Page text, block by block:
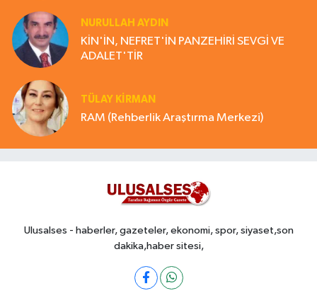
NURULLAH AYDIN
KİN'İN, NEFRET'İN PANZEHİRİ SEVGİ VE
ADALET'TİR
TÜLAY KİRMAN
RAM (Rehberlik Araştırma Merkezi)
Ulusalses - haberler, gazeteler, ekonomi, spor, siyaset,son
dakika,haber sitesi,